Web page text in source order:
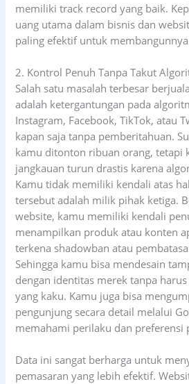
memiliki track record yang baik.
uang utama dalam bisnis dan
paling efektif untuk
2. Kontrol Penuh Tanpa Takut
Salah satu masalah terbesar
adalah ketergantungan pada
Instagram, Facebook, TikTok, atau
kapan saja tanpa pemberitahuan.
kamu ditonton ribuan orang, tetapi
jangkauan turun drastis karena
Kamu tidak memiliki kendali atas
tersebut adalah milik pihak ketiga.
website, kamu memiliki kendali
menampilkan produk atau konten
terkena shadowban atau
Sehingga kamu bisa mendesain
dengan identitas merek tanpa
yang kaku. Kamu juga bisa
pengunjung secara detail melalui
memahami perilaku dan preferensi
Data ini sangat berharga untuk
pemasaran yang lebih efektif.